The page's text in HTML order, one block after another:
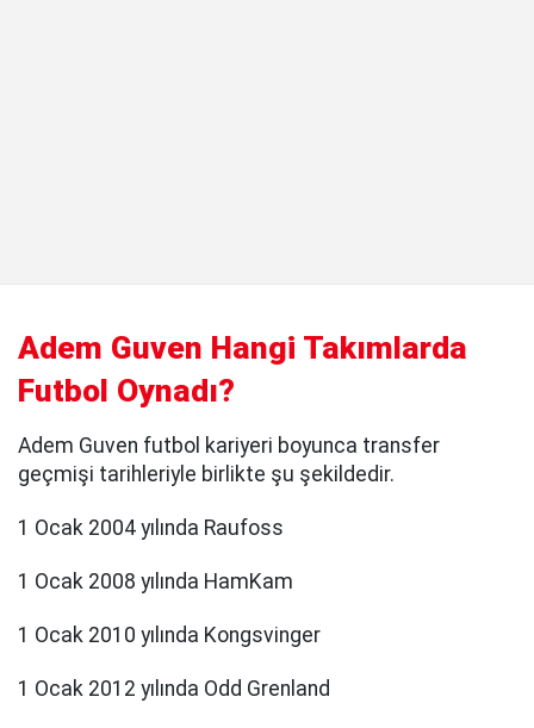
Adem Guven Hangi Takımlarda
Futbol Oynadı?
Adem Guven futbol kariyeri boyunca transfer
geçmişi tarihleriyle birlikte şu şekildedir.
1 Ocak 2004 yılında Raufoss
1 Ocak 2008 yılında HamKam
1 Ocak 2010 yılında Kongsvinger
1 Ocak 2012 yılında Odd Grenland